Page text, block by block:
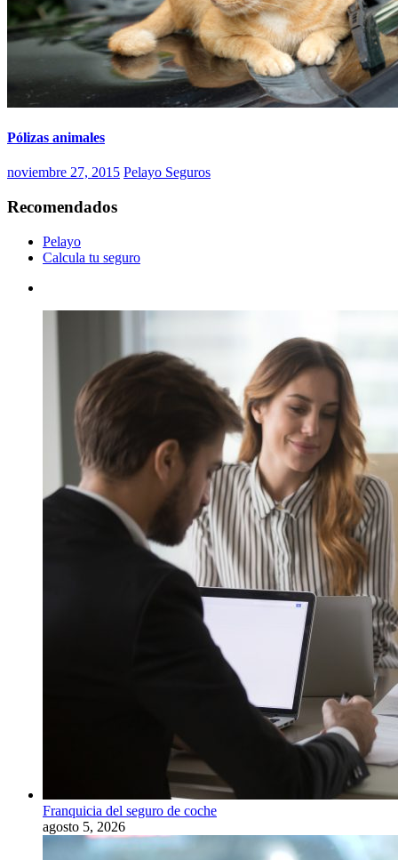
Pólizas animales
noviembre 27, 2015 Pelayo Seguros
Recomendados
Pelayo
Calcula tu seguro
Franquicia del seguro de coche
agosto 5, 2026